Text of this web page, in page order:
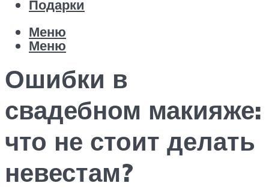
Подарки
Меню
Меню
Ошибки в
свадебном макияже:
что не стоит делать
невестам?